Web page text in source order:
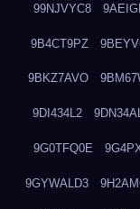
99NJVYC8
9B4CT9PZ
9BKZ7AVO
9DI434L2
9G0TFQ0E
9GYWALD3